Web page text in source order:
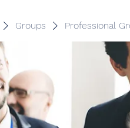
Groups Professional